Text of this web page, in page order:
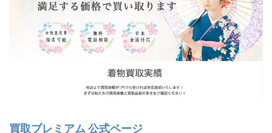
買取プレミアム 公式ページ